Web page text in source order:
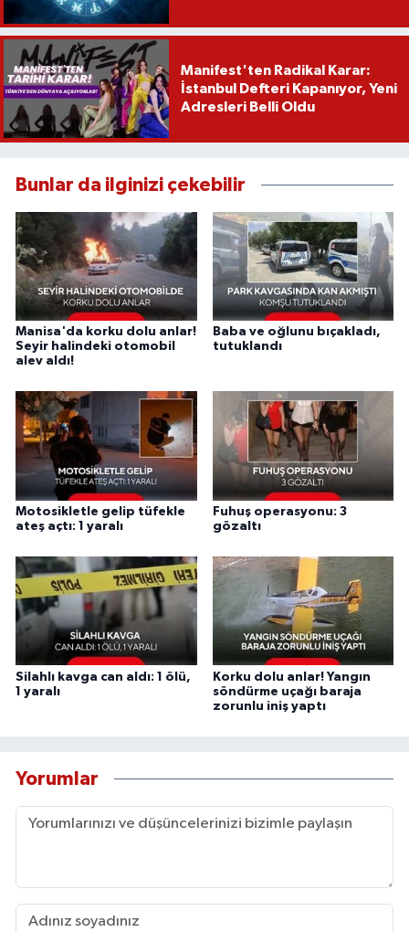
Manifest'ten Radikal Karar:
İstanbul Defteri Kapanıyor, Yeni
Adresleri Belli Oldu
Bunlar da ilginizi çekebilir
Manisa'da korku dolu anlar!
Seyir halindeki otomobil
alev aldı!
Baba ve oğlunu bıçakladı,
tutuklandı
Motosikletle gelip tüfekle
ateş açtı: 1 yaralı
Fuhuş operasyonu: 3
gözaltı
Silahlı kavga can aldı: 1 ölü,
1 yaralı
Korku dolu anlar! Yangın
söndürme uçağı baraja
zorunlu iniş yaptı
Yorumlar